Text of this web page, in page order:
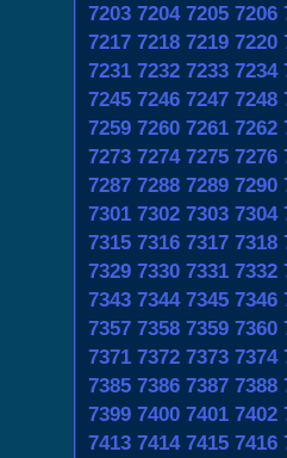
7203 7204 7205 7206
7217 7218 7219 7220
7231 7232 7233 7234
7245 7246 7247 7248
7259 7260 7261 7262
7273 7274 7275 7276
7287 7288 7289 7290
7301 7302 7303 7304
7315 7316 7317 7318
7329 7330 7331 7332
7343 7344 7345 7346
7357 7358 7359 7360
7371 7372 7373 7374
7385 7386 7387 7388
7399 7400 7401 7402
7413 7414 7415 7416